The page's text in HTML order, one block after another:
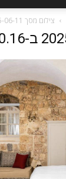
צילום מסך 2025-06-11 ב-16.50.16